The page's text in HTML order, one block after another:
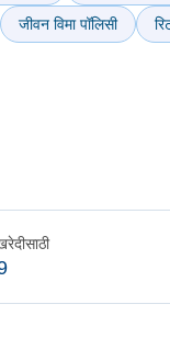
जीवन विमा पॉलिसी